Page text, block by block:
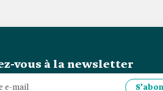
vous à la newsletter